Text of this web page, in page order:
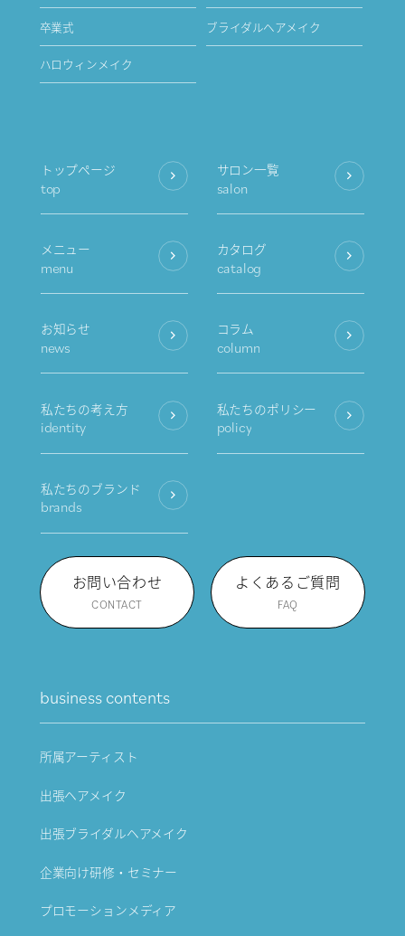
卒業式 ブライダルヘアメイク
ハロウィンメイク
トップページ
top
サロン一覧
salon
メニュー
menu
カタログ
catalog
お知らせ
news
コラム
column
私たちの考え方
identity
私たちのポリシー
policy
私たちのブランド
brands
お問い合わせ
CONTACT
よくあるご質問
FAQ
business contents
所属アーティスト
出張ヘアメイク
出張ブライダルヘアメイク
企業向け研修・セミナー
プロモーションメディア